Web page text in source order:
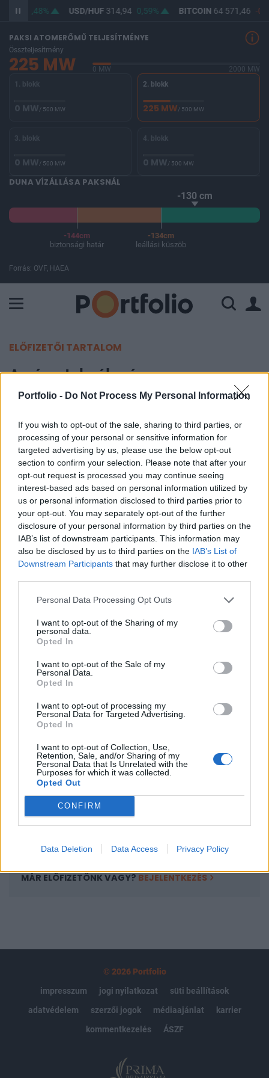
Portfolio - Do Not Process My Personal Information
If you wish to opt-out of the sale, sharing to third parties, or
processing of your personal or sensitive information for
targeted advertising by us, please use the below opt-out
section to confirm your selection. Please note that after your
opt-out request is processed you may continue seeing
interest-based ads based on personal information utilized by
us or personal information disclosed to third parties prior to
your opt-out. You may separately opt-out of the further
disclosure of your personal information by third parties on the
IAB’s list of downstream participants. This information may
also be disclosed by us to third parties on the IAB’s List of
Downstream Participants that may further disclose it to other
Personal Data Processing Opt Outs
I want to opt-out of the Sharing of my
personal data.
Opted In
I want to opt-out of the Sale of my
Personal Data.
Opted In
I want to opt-out of processing my
Personal Data for Targeted Advertising.
Opted In
I want to opt-out of Collection, Use,
Retention, Sale, and/or Sharing of my
Personal Data that Is Unrelated with the
Purposes for which it was collected.
Opted Out
CONFIRM
Data Deletion Data Access Privacy Policy
0,48% USD/HUF314,94 0,59% BITCOIN64 571,46 -
PAKSI ATOMERŐMŰ TELJESÍTMÉNYE
Összteljesítmény
225 MW 0 MW
2000 MW
1. blokk
0 MW/ 500 MW
2. blokk
225 MW/ 500 MW
3. blokk
0 MW/ 500 MW
4. blokk
0 MW/ 500 MW
DUNA VÍZÁLLÁSA PAKSNÁL
-130 cm
-144cm
biztonsági határ
-134cm
leállási küszöb
Forrás: OVF, HAEA
ELŐFIZETŐI TARTALOM
A németeknél még a
klímavédelemre is jut pénz
Portfolio
2009. február 01. 15:09
További 15 millió euróval bővíti a német
kormányzat a 100 millió eurós
energiahatékonysági programjára, amelynek
célja, hogy tiszta technológiákkal váltsa ki a
környezetszennyező energiaforrásokat.
Újabb lökést adott a német gazdasági és technológiai
a tiszta energiaforrások és energiahatékonyság
összesen 115 millió euró áll rendelkezésre - írja a Clean
Edge. "Kizárólag az innovatív technológiák fejlesztésével...
KEDVES OLVASÓNK!
A keresett cikk a portfolio.hu hírarchívumához
tartozik, melynek olvasása előfizetéses
Az előfizetés a következőket tartalmazza:
Portfolio.hu teljes cikkarchívum
Kötéslisták: BÉT elmúlt 2 év napon belüli
kötéslistái
MÁR ELŐFIZETŐNK VAGY? BEJELENTKEZÉS
© 2026 Portfolio
impresszum
jogi nyilatkozat
süti beállítások
adatvédelem
szerzői jogok médiaajánlat
karrier
kommentkezelés
ÁSZF